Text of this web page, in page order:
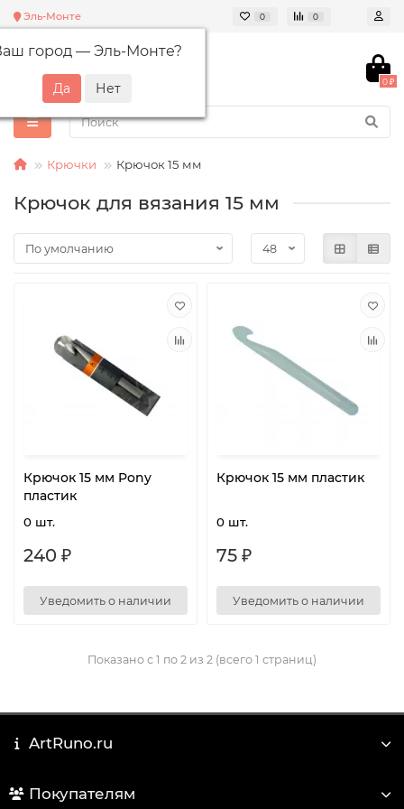
Эль-Монте
город — Эль-Монте?
0 0
0 ₽
Крючки Крючок 15 мм
Крючок для вязания 15 мм
Крючок 15 мм Pony
пластик
0 шт.
240 ₽
Уведомить о наличии
Крючок 15 мм пластик
0 шт.
75 ₽
Уведомить о наличии
Показано с 1 по 2 из 2 (всего 1 страниц)
ArtRuno.ru
Покупателям